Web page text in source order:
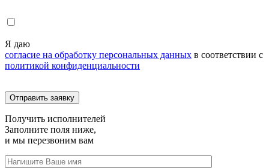
Я даю
согласие на обработку персональных данных в соответствии с
политикой конфиденциальности
Получить исполнителей
Заполните поля ниже,
и мы перезвоним вам